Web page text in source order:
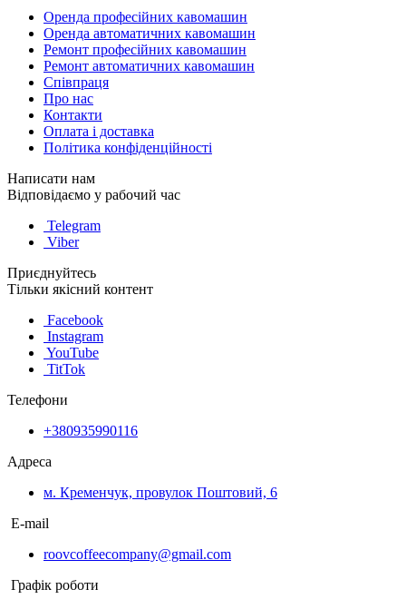
Оренда професійних кавомашин
Оренда автоматичних кавомашин
Ремонт професійних кавомашин
Ремонт автоматичних кавомашин
Співпраця
Про нас
Контакти
Оплата і доставка
Політика конфіденційності
Написати нам
Відповідаємо у рабочий час
Telegram
Viber
Приєднуйтесь
Тільки якісний контент
Facebook
Instagram
YouTube
TitTok
Телефони
+380935990116
Адреса
м. Кременчук, провулок Поштовий, 6
E-mail
roovcoffeecompany@gmail.com
Графік роботи